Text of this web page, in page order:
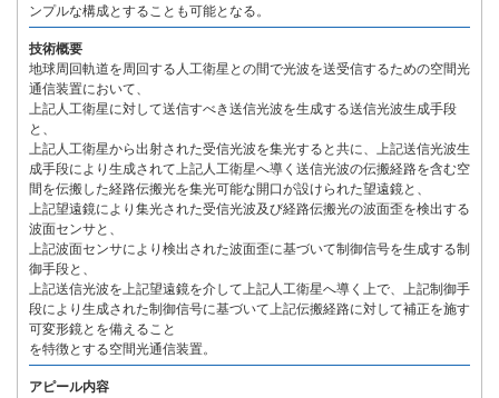
ンプルな構成とすることも可能となる。
技術概要
地球周回軌道を周回する人工衛星との間で光波を送受信するための空間光
通信装置において、
上記人工衛星に対して送信すべき送信光波を生成する送信光波生成手段
と、
上記人工衛星から出射された受信光波を集光すると共に、上記送信光波生
成手段により生成されて上記人工衛星へ導く送信光波の伝搬経路を含む空
間を伝搬した経路伝搬光を集光可能な開口が設けられた望遠鏡と、
上記望遠鏡により集光された受信光波及び経路伝搬光の波面歪を検出する
波面センサと、
上記波面センサにより検出された波面歪に基づいて制御信号を生成する制
御手段と、
上記送信光波を上記望遠鏡を介して上記人工衛星へ導く上で、上記制御手
段により生成された制御信号に基づいて上記伝搬経路に対して補正を施す
可変形鏡とを備えること
を特徴とする空間光通信装置。
アピール内容